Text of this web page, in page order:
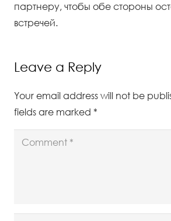
партнеру, чтобы обе стороны
встречей.
Leave a Reply
Your email address will not be
fields are marked *